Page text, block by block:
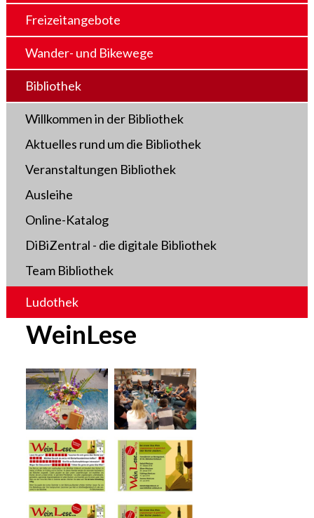
Freizeitangebote
Wander- und Bikewege
Bibliothek
Willkommen in der Bibliothek
Aktuelles rund um die Bibliothek
Veranstaltungen Bibliothek
Ausleihe
Online-Katalog
DiBiZentral - die digitale Bibliothek
Team Bibliothek
Ludothek
WeinLese